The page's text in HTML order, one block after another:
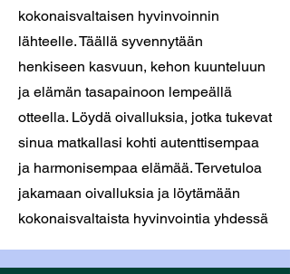
kokonaisvaltaisen hyvinvoinnin
lähteelle. Täällä syvennytään
henkiseen kasvuun, kehon kuunteluun
ja elämän tasapainoon lempeällä
otteella. Löydä oivalluksia, jotka tukevat
sinua matkallasi kohti autenttisempaa
ja harmonisempaa elämää. Tervetuloa
jakamaan oivalluksia ja löytämään
kokonaisvaltaista hyvinvointia yhdessä